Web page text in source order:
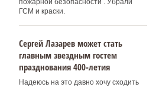
пожарной безопасности . Убрали
ГСМ и краски.
Сергей Лазарев может стать
главным звездным гостем
празднования 400‑летия
Надеюсь на это давно хочу сходить